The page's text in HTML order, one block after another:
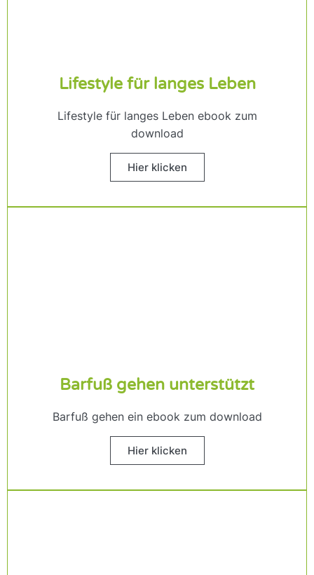
Lifestyle für langes Leben
Lifestyle für langes Leben ebook zum
download
Hier klicken
Barfuß gehen unterstützt
Barfuß gehen ein ebook zum download
Hier klicken